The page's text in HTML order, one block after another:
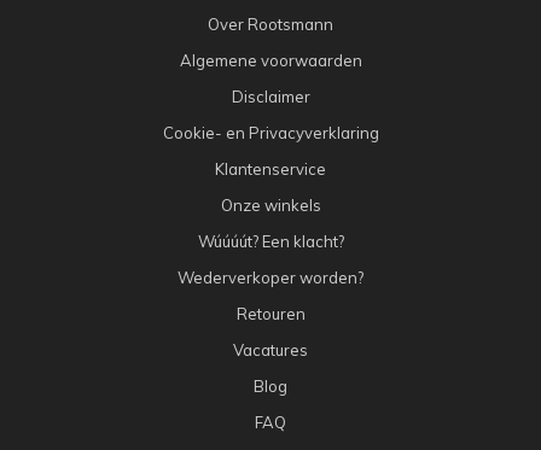
Over Rootsmann
Algemene voorwaarden
Disclaimer
Cookie- en Privacyverklaring
Klantenservice
Onze winkels
Wúúúút? Een klacht?
Wederverkoper worden?
Retouren
Vacatures
Blog
FAQ